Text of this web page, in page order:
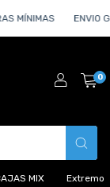
MÍNIMAS ENVIO
0
MIX Extremo